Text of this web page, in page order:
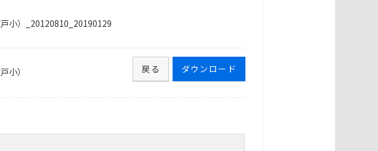
小）_20120810_20190129
小）
ダウンロード
戻る